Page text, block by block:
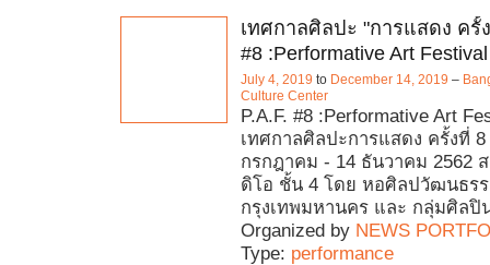
เทศกาลศิลปะ "การแสดง ครั้
#8 :Performative Art
July 4, 2019 to December 14, 2019 –
Culture Center
P.A.F. #8 :Performative Art
เทศกาลศิลปะการแสดง ครั้งที่
กรกฎาคม - 14 ธันวาคม 2562
ดิโอ ชั้น 4 โดย หอศิลปวัฒนธร
กรุงเทพมหานคร และ กลุ่มศิลปิ
Organized by NEWS
Type: performance